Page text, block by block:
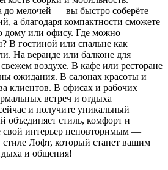
до мелочей — вы быстро соберёте
а благодаря компактности сможете
дому или офису. Где можно
В гостиной или спальне как
На веранде или балконе для
воздухе. В кафе или ресторане
ожидания. В салонах красоты и
клиентов. В офисах и рабочих
встреч и отдыха
и получите уникальный
объединяет стиль, комфорт и
свой интерьер неповторимым —
Лофт, который станет вашим
и общения!